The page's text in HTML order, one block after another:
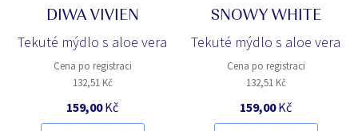
DIWA VIVIEN
Tekuté mýdlo s aloe vera
Cena po registraci
132,51 Kč
159,00Kč
SNOWY WHITE
Tekuté mýdlo s aloe vera
Cena po registraci
132,51 Kč
159,00Kč